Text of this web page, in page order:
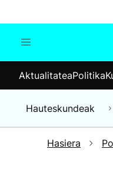
Munduko albisteak
AktualitateaPolitika
Hauteskundeak
Hasiera